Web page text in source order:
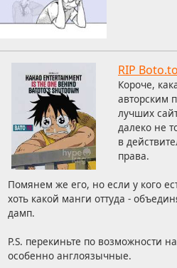
RIP Boto.to
Короче,
авторским
лучших
далеко не
в
права.
Помянем же его, но если у кого
хоть какой манги оттуда -
дамп.
P.S. перекиньте по возможности
особенно англоязычные.